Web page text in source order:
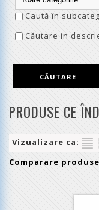
Caută în
Căutare in
PRODUSE CE
Vizualizare ca:
Comparare